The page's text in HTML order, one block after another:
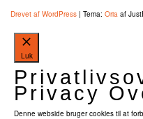
Drevet af WordPress | Tema: Oria af
Luk
Privacy
Denne webside bruger cookies til at